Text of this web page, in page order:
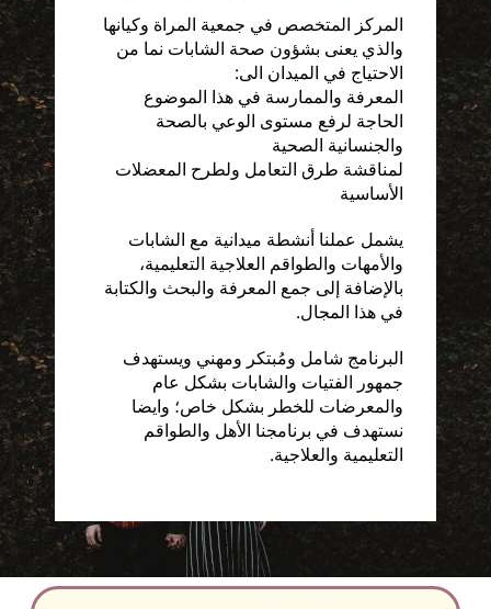
المركز المتخصص في جمعية المراة وكيانها
والذي يعنى بشؤون صحة الشابات نما من
الاحتياج في الميدان الى:
المعرفة والممارسة في هذا الموضوع
الحاجة لرفع مستوى الوعي بالصحة
والجنسانية الصحية
لمناقشة طرق التعامل ولطرح المعضلات
الأساسية
يشمل عملنا أنشطة ميدانية مع الشابات
والأمهات والطواقم العلاجية التعليمية،
بالإضافة إلى جمع المعرفة والبحث والكتابة
في هذا المجال.
البرنامج شامل ومُبتكر ومهني ويستهدف
جمهور الفتيات والشابات بشكل عام
والمعرضات للخطر بشكل خاص؛ وايضا
نستهدف في برنامجنا الأهل والطواقم
التعليمية والعلاجية.